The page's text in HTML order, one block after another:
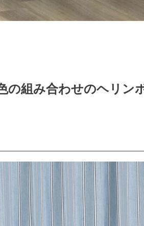
の組み合わせのヘリン
51～100
101～200